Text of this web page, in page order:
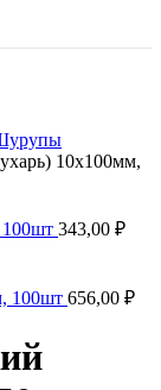
10х100мм,
100шт 343,00 ₽
100шт 656,00 ₽